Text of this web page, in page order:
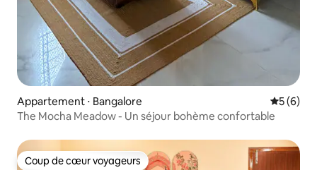
Appartement ⋅ Bangalore
5 (6)
The Mocha Meadow - Un séjour bohème confortable
Coup de cœur voyageurs
Coup de cœur voyageurs